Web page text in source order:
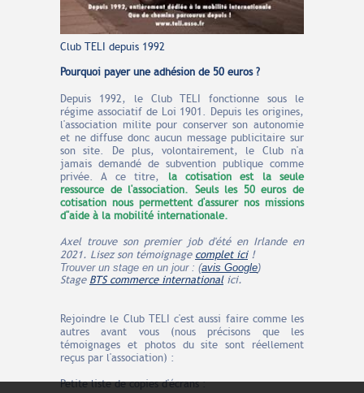
Club TELI depuis 1992
Pourquoi payer une adhésion de 50 euros ?
Depuis 1992, le Club TELI fonctionne sous le
régime associatif de Loi 1901. Depuis les origines,
l'association milite pour conserver son autonomie
et ne diffuse donc aucun message publicitaire sur
son site. De plus, volontairement, le Club n'a
jamais demandé de subvention publique comme
privée. A ce titre, la cotisation est la seule
ressource de l'association. Seuls les 50 euros de
cotisation nous permettent d'assurer nos missions
d''aide à la mobilité internationale.
Axel trouve son premier job d'été en Irlande en
2021. Lisez son témoignage complet ici!
Trouver un stage en un jour : (avis Google)
Stage BTS commerce internationalici.
Rejoindre le Club TELI c'est aussi faire comme les
autres avant vous (nous précisons que les
témoignages et photos du site sont réellement
reçus par l'association) :
Petite liste de copies d'écrans :